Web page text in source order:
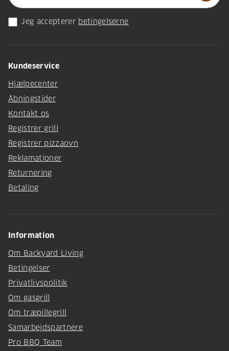
Jeg accepterer betingelserne
Kundeservice
Hjælpecenter
Åbningstider
Kontakt os
Registrer grill
Registrer pizzaovn
Reklamationer
Returnering
Betaling
Information
Om Backyard Living
Betingelser
Privatlivspolitik
Om gasgrill
Om træpillegrill
Samarbejdspartnere
Pro BBQ Team